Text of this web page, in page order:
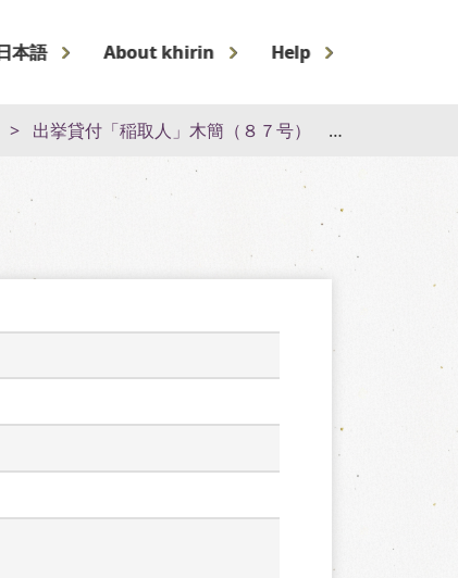
本語 About khirin Help
出挙貸付「稲取人」木簡（８７号） 複製